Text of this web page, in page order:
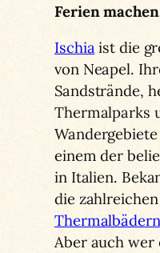
Ferien
Ischia ist die
von Neapel.
Sandstrände,
Thermalparks
einem der
in Italien.
die
Thermalbädern
Aber auch wer